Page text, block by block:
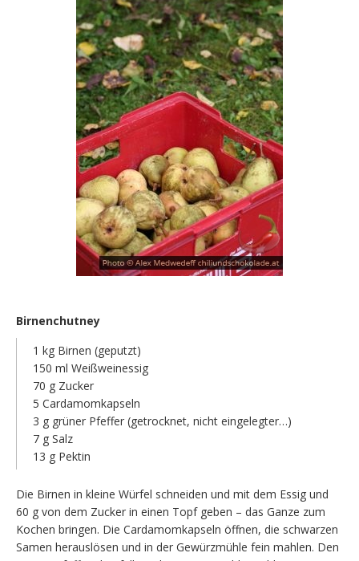
Birnenchutney
1 kg Birnen (geputzt)
150 ml Weißweinessig
70 g Zucker
5 Cardamomkapseln
3 g grüner Pfeffer (getrocknet, nicht eingelegter…)
7 g Salz
13 g Pektin
Die Birnen in kleine Würfel schneiden und mit dem Essig und
60 g von dem Zucker in einen Topf geben – das Ganze zum
Kochen bringen. Die Cardamomkapseln öffnen, die schwarzen
Samen herauslösen und in der Gewürzmühle fein mahlen. Den